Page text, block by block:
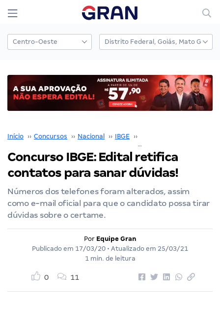
Início ›› Concursos ›› Nacional ›› IBGE ››
Concurso IBGE: Edital retifica
contatos para sanar dúvidas!
Números dos telefones foram alterados, assim
como e-mail oficial para que o candidato possa tirar
dúvidas sobre o certame.
Por Equipe Gran
Publicado em 17/03/20 • Atualizado em 25/03/21
1 min. de leitura
0 11